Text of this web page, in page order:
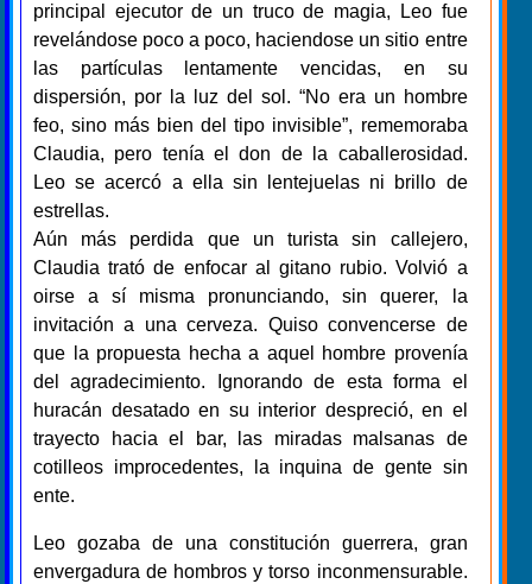
principal ejecutor de un truco de magia, Leo fue
revelándose poco a poco, haciendose un sitio entre
las partículas lentamente vencidas, en su
dispersión, por la luz del sol. “No era un hombre
feo, sino más bien del tipo invisible”, rememoraba
Claudia, pero tenía el don de la caballerosidad.
Leo se acercó a ella sin lentejuelas ni brillo de
estrellas.
Aún más perdida que un turista sin callejero,
Claudia trató de enfocar al gitano rubio. Volvió a
oirse a sí misma pronunciando, sin querer, la
invitación a una cerveza. Quiso convencerse de
que la propuesta hecha a aquel hombre provenía
del agradecimiento. Ignorando de esta forma el
huracán desatado en su interior despreció, en el
trayecto hacia el bar, las miradas malsanas de
cotilleos improcedentes, la inquina de gente sin
ente.
Leo gozaba de una constitución guerrera, gran
envergadura de hombros y torso inconmensurable.